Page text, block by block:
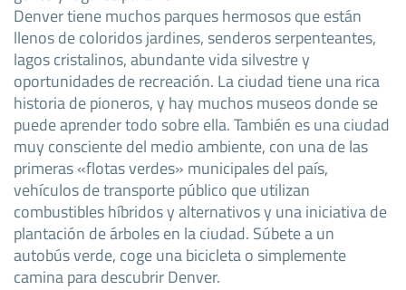
Denver tiene muchos parques hermosos que están
llenos de coloridos jardines, senderos serpenteantes,
lagos cristalinos, abundante vida silvestre y
oportunidades de recreación. La ciudad tiene una rica
historia de pioneros, y hay muchos museos donde se
puede aprender todo sobre ella. También es una ciudad
muy consciente del medio ambiente, con una de las
primeras «flotas verdes» municipales del país,
vehículos de transporte público que utilizan
combustibles híbridos y alternativos y una iniciativa de
plantación de árboles en la ciudad. Súbete a un
autobús verde, coge una bicicleta o simplemente
camina para descubrir Denver.